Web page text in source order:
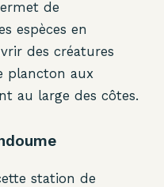
de
espèces en
des créatures
plancton aux
au large des côtes.
station de